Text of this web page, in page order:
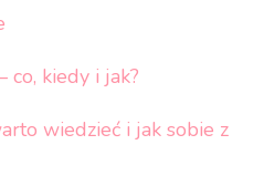
co, kiedy i jak?
wiedzieć i jak sobie z